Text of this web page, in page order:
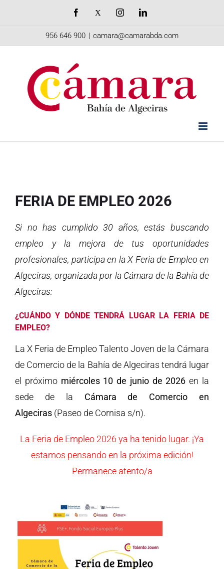
Facebook InstagramLinkedIn
956 646 900 | camara@camarabda.com
FERIA DE EMPLEO 2026
Si no has cumplido 30 años, estás buscando
empleo y la mejora de tus oportunidades
profesionales, participa en la X Feria de Empleo en
Algeciras, organizada por la Cámara de la Bahía de
Algeciras:
¿CUÁNDO Y DÓNDE TENDRÁ LUGAR LA FERIA DE
EMPLEO?
La X Feria de Empleo Talento Joven de la Cámara
de Comercio de la Bahía de Algeciras tendrá lugar
el próximo miércoles 10 de junio de 2026 en la
sede de la Cámara de Comercio en
Algeciras (Paseo de Cornisa s/n).
La Feria de Empleo 2026 ya ha tenido lugar. ¡Ya
estamos pensando en la próxima edición!
Permanece atento/a